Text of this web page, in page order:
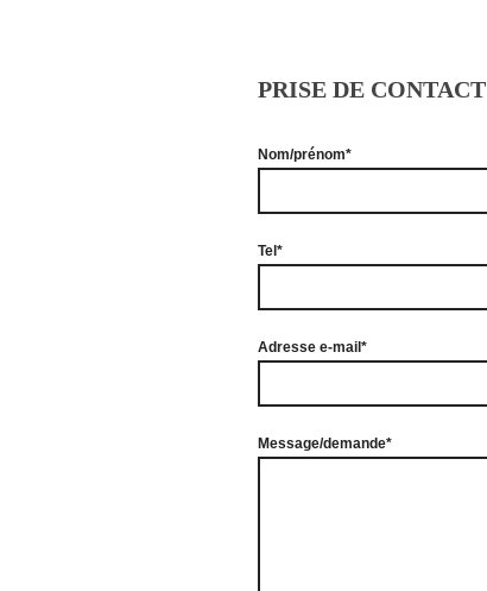
PRISE DE CONTACT
Nom/prénom*
Tel*
Adresse e-mail*
Message/demande*